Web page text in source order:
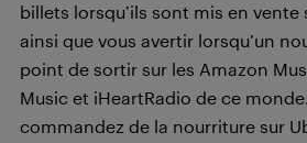
billets lorsqu’ils sont mis en vente
ainsi que vous avertir lorsqu’un
point de sortir sur les Amazon
Music et iHeartRadio de ce
commandez de la nourriture sur